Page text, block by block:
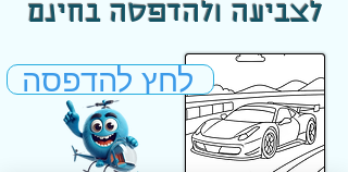
לצביעה ולהדפסה בחינם
לחץ להדפסה